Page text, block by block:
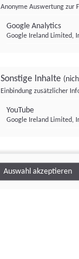
Anonyme Auswertung zur
Google Analytics
Google Ireland Limited,
Sonstige Inhalte
Einbindung zusätzlicher
YouTube
Google Ireland Limited,
Auswahl akzeptieren